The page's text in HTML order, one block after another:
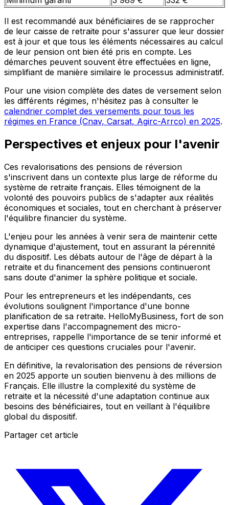
Il est recommandé aux bénéficiaires de se rapprocher
de leur caisse de retraite pour s'assurer que leur dossier
est à jour et que tous les éléments nécessaires au calcul
de leur pension ont bien été pris en compte. Les
démarches peuvent souvent être effectuées en ligne,
simplifiant de manière similaire le processus administratif.
Pour une vision complète des dates de versement selon
les différents régimes, n'hésitez pas à consulter le
calendrier complet des versements pour tous les
régimes en France (Cnav, Carsat, Agirc-Arrco) en 2025.
Perspectives et enjeux pour l'avenir
Ces revalorisations des pensions de réversion
s'inscrivent dans un contexte plus large de réforme du
système de retraite français. Elles témoignent de la
volonté des pouvoirs publics de s'adapter aux réalités
économiques et sociales, tout en cherchant à préserver
l'équilibre financier du système.
L'enjeu pour les années à venir sera de maintenir cette
dynamique d'ajustement, tout en assurant la pérennité
du dispositif. Les débats autour de l'âge de départ à la
retraite et du financement des pensions continueront
sans doute d'animer la sphère politique et sociale.
Pour les entrepreneurs et les indépendants, ces
évolutions soulignent l'importance d'une bonne
planification de sa retraite. HelloMyBusiness, fort de son
expertise dans l'accompagnement des micro-
entreprises, rappelle l'importance de se tenir informé et
de anticiper ces questions cruciales pour l'avenir.
En définitive, la revalorisation des pensions de réversion
en 2025 apporte un soutien bienvenu à des millions de
Français. Elle illustre la complexité du système de
retraite et la nécessité d'une adaptation continue aux
besoins des bénéficiaires, tout en veillant à l'équilibre
global du dispositif.
Partager cet article